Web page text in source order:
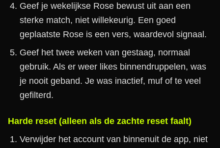
Geef je wekelijkse Rose bewust uit aan een
sterke match, niet willekeurig. Een goed
geplaatste Rose is een vers, waardevol signaal.
Geef het twee weken van gestaag, normaal
gebruik. Als er weer likes binnendruppelen, was
je nooit geband. Je was inactief, muf of te veel
gefilterd.
Harde reset (alleen als de zachte reset faalt)
Verwijder het account van binnenuit de app, niet